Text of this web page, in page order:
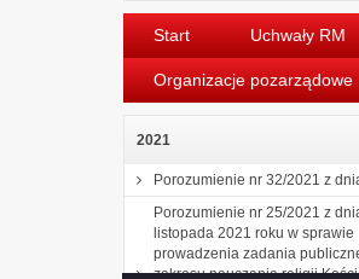
Start Uchwały RM
Organizacje pozarządowe
2021
Porozumienie nr 32/2021 z
Porozumienie nr 25/2021 z
listopada 2021 roku w sprawie
prowadzenia zadania
zakresu nauczania religii